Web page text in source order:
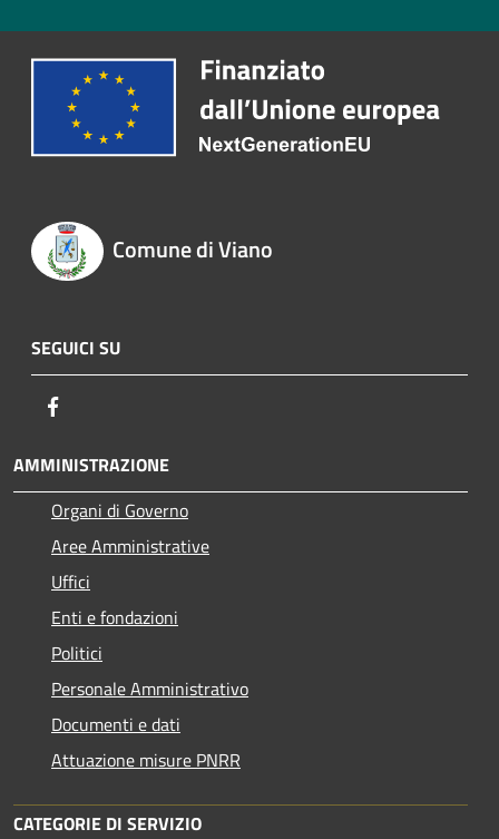
Comune di Viano
SEGUICI SU
AMMINISTRAZIONE
Organi di Governo
Aree Amministrative
Uffici
Enti e fondazioni
Politici
Personale Amministrativo
Documenti e dati
Attuazione misure PNRR
CATEGORIE DI SERVIZIO